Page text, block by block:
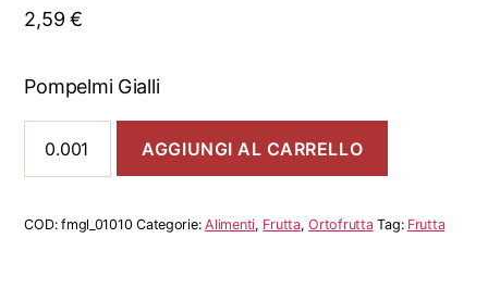
2,59€
Pompelmi Gialli
Gialli
quantità
AGGIUNGI AL CARRELLO
COD:fmgl_01010 Categorie:Alimenti, Frutta,Ortofrutta Tag: Frutta